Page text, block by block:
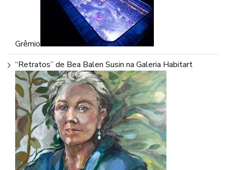
Grêmio
“Retratos” de Bea Balen Susin na Galeria Habitart